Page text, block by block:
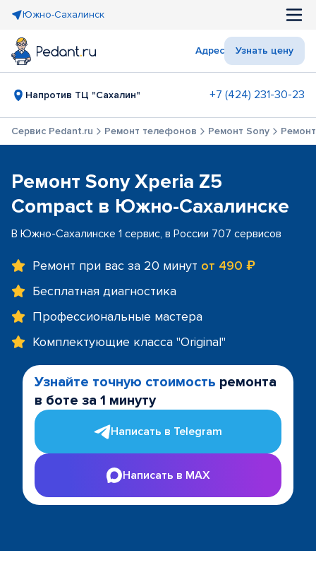
Южно-Сахалинск
Адрес Узнать цену
Напротив ТЦ "Сахалин" +7 (424) 231-30-23
Сервис Pedant.ru Ремонт телефонов Ремонт Sony
Ремонт Sony Xperia Z5
Compact в Южно-Сахалинске
В Южно-Сахалинске 1 сервис, в России 707 сервисов
Ремонт при вас за 20 минут от 490 ₽
Бесплатная диагностика
Профессиональные мастера
Комплектующие класса "Original"
Узнайте точную стоимость ремонта
в боте за 1 минуту
Написать в Telegram
Написать в MAX